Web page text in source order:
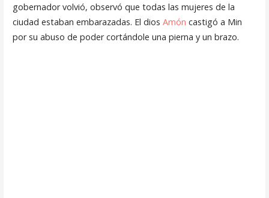
gobernador volvió, observó que todas las mujeres de la
ciudad estaban embarazadas. El dios Amón castigó a Min
por su abuso de poder cortándole una pierna y un brazo.